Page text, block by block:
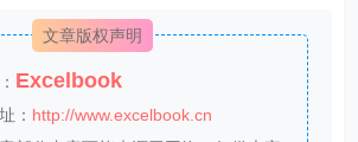
文章版权声明
Excelbook
： http://www.excelbook.cn